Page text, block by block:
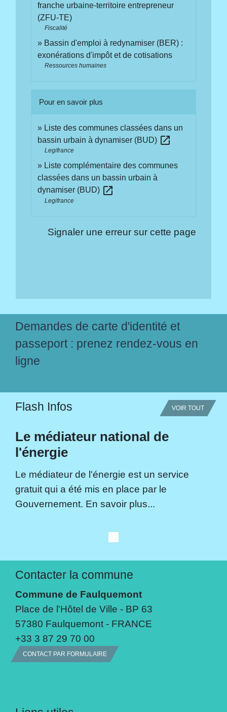
franche urbaine-territoire entrepreneur
(ZFU-TE)
Fiscalité
Bassin d'emploi à redynamiser (BER) :
exonérations d'impôt et de cotisations
Ressources humaines
Pour en savoir plus
Liste des communes classées dans un
bassin urbain à dynamiser (BUD) open_in_new
Legifrance
Liste complémentaire des communes
classées dans un bassin urbain à
dynamiser (BUD) open_in_new
Legifrance
Signaler une erreur sur cette page
Demandes de carte d'identité et
passeport : prenez rendez-vous en
ligne
Flash Infos VOIR TOUT
Le médiateur national de
l'énergie
Le médiateur de l'énergie est un service
gratuit qui a été mis en place par le
Gouvernement. En savoir plus...
Contacter la commune
Commune de Faulquemont
Place de l'Hôtel de Ville - BP 63
57380 Faulquemont - FRANCE
+33 3 87 29 70 00
CONTACT PAR FORMULAIRE